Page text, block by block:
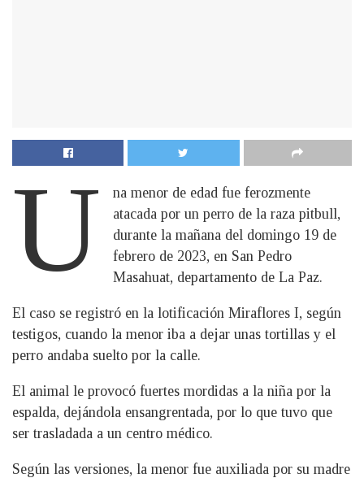
U
na menor de edad fue ferozmente
atacada por un perro de la raza pitbull,
durante la mañana del domingo 19 de
febrero de 2023, en San Pedro
Masahuat, departamento de La Paz.
El caso se registró en la lotificación Miraflores I, según
testigos, cuando la menor iba a dejar unas tortillas y el
perro andaba suelto por la calle.
El animal le provocó fuertes mordidas a la niña por la
espalda, dejándola ensangrentada, por lo que tuvo que
ser trasladada a un centro médico.
Según las versiones, la menor fue auxiliada por su madre